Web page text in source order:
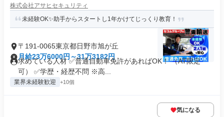
株式会社アサヒセキュリティ
未経験OK✨助手からスタートし1年かけてじっくり教育！
〒191-0065東京都日野市旭が丘
月給23万6000円～31万3182円
求めている人材 ✅普通自動車免許があればOK！ （AT限定
可） ✅学歴・経歴不問 ※高...
業界未経験歓迎 +10個
気になる